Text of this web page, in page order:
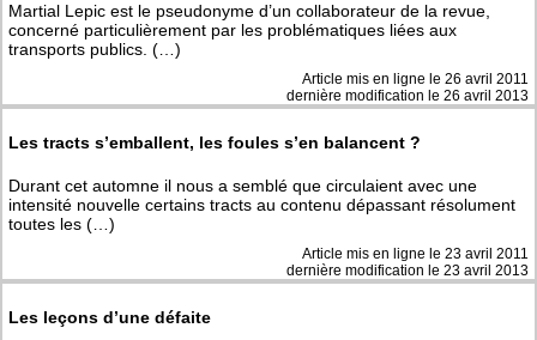
Martial Lepic est le pseudonyme d’un collaborateur de la revue,
concerné particulièrement par les problématiques liées aux
transports publics. (…)
Article mis en ligne le 26 avril 2011
dernière modification le 26 avril 2013
Les tracts s’emballent, les foules s’en balancent ?
Durant cet automne il nous a semblé que circulaient avec une
intensité nouvelle certains tracts au contenu dépassant résolument
toutes les (…)
Article mis en ligne le 23 avril 2011
dernière modification le 23 avril 2013
Les leçons d’une défaite